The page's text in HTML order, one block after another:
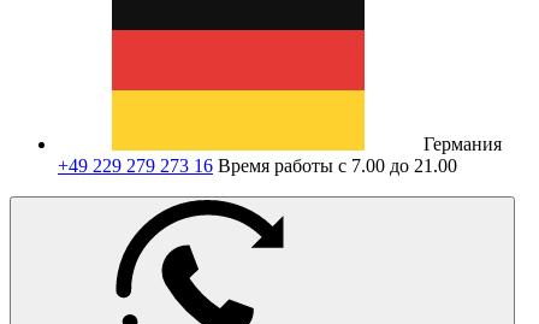
Германия
+49 229 279 273 16 Время работы с 7.00 до 21.00